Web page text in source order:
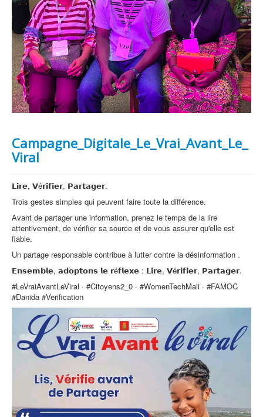
Campagne_Digitale_Le_Vrai_Avant_Le_
Viral
𝗟𝗶𝗿𝗲, 𝗩é𝗿𝗶𝗳𝗶𝗲𝗿, 𝗣𝗮𝗿𝘁𝗮𝗴𝗲𝗿.
Trois gestes simples qui peuvent faire toute la différence.
Avant de partager une information, prenez le temps de la lire
attentivement, de vérifier sa source et de vous assurer qu'elle est
fiable.
Un partage responsable contribue à lutter contre la désinformation .
𝗘𝗻𝘀𝗲𝗺𝗯𝗹𝗲, 𝗮𝗱𝗼𝗽𝘁𝗼𝗻𝘀 𝗹𝗲 𝗿é𝗳𝗹𝗲𝘅𝗲 : 𝗟𝗶𝗿𝗲, 𝗩é𝗿𝗶𝗳𝗶𝗲𝗿, 𝗣𝗮𝗿𝘁𝗮𝗴𝗲𝗿.
#LeVraiAvantLeViral · #Citoyens2_0 · #WomenTechMali · #FAMOC
#Danida #Verification